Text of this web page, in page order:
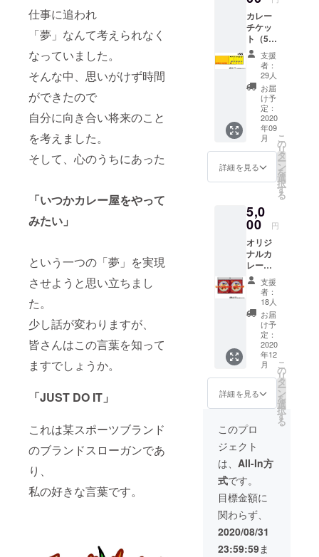
仕事に追われ
「夢」なんて考えられなく
なっていました。
そんな中、思いがけず時間
ができたので
自分に向き合い将来のこと
を考えました。
そして、心のうちにあった
「いつかカレー屋をやって
みたい」
という一つの「夢」を実現
させようと思い立ちまし
た。
少し話が変わりますが、
皆さんはこの言葉を知って
ますでしょうか。
「JUST DO IT」
これは某スポーツブランド
のブランドスローガンであ
り、
私の好きな言葉です。
ださ
い。 ※
一部内
容変更
する場
合がご
ざいま
す。ご
了承く
ださい
ませ。
カレー
チケッ
ト（5日
分）＆
オリジ
ナルス
テッ
カー（1
枚） ※
発送料
は別料
金で
す。 ※
発送方
法は
追って,
アドレ
スにご
連絡い
たしま
す。 ※
有効期
限は9月
（土）
〜お店
の出店
がある
限り、
無期限
です。
※返品は
承りま
了承く
ださい
ませ。
支援
者：
29人
お届
け予
定：
2020
年09
月
詳細を見る
こ
の
リ
タ
ー
ン
を
選
択
す
る
5,0
00 円
オリジ
ナルカ
レー
ペース
ト＋オ
リジナ
ルレシ
送料は
別料金
です。
※発送方
法は
追って
メール
アドレ
スにご
連絡い
たしま
す。 ※
返品は
承りま
せんの
で、ご
了承く
ださい
ませ。
支援
者：
18人
お届
け予
定：
2020
年12
月
詳細を見る
こ
の
リ
タ
ー
ン
を
選
択
す
る
このプロ
ジェクト
は、 All-In方
式です。
目標金額に
関わらず、
2020/08/31
23:59:59ま